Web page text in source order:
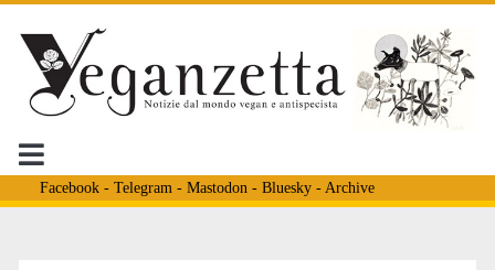
Facebook- Telegram - Mastodon - Bluesky- Archive